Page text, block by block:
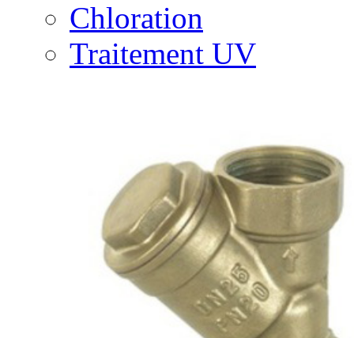
Chloration
Traitement UV